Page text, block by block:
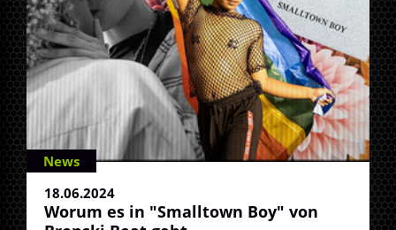
News
18.06.2024
Worum es in "Smalltown Boy" von